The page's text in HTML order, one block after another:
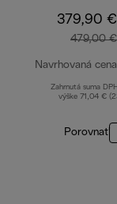
379,90 €
479,00 €
Navrhovaná cena
Zahrnutá suma
výške 71,04 €
Porovnať